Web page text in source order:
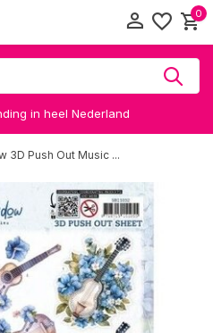
0
in heel Nederland
3D Push Out Music ...